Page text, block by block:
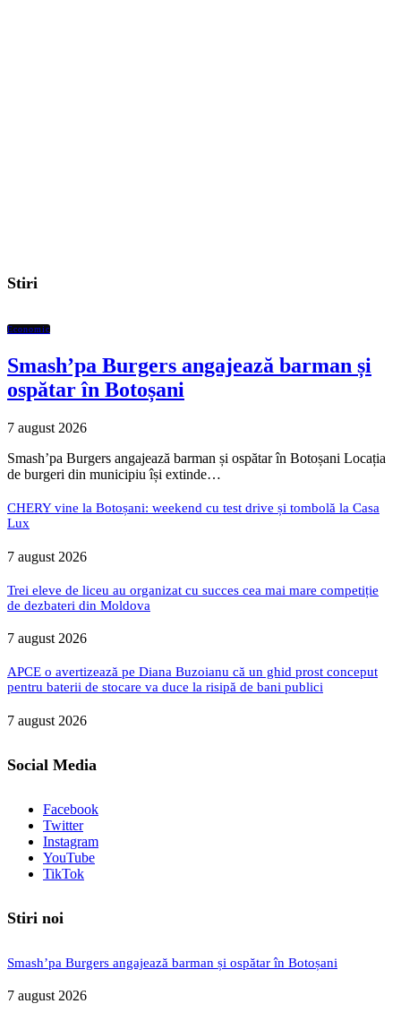
Stiri
Economic
Smash’pa Burgers angajează barman și
ospătar în Botoșani
7 august 2026
Smash’pa Burgers angajează barman și ospătar în Botoșani Locația
de burgeri din municipiu își extinde…
CHERY vine la Botoșani: weekend cu test drive și tombolă la Casa
Lux
7 august 2026
Trei eleve de liceu au organizat cu succes cea mai mare competiție
de dezbateri din Moldova
7 august 2026
APCE o avertizează pe Diana Buzoianu că un ghid prost conceput
pentru baterii de stocare va duce la risipă de bani publici
7 august 2026
Social Media
Facebook
Twitter
Instagram
YouTube
TikTok
Stiri noi
Smash’pa Burgers angajează barman și ospătar în Botoșani
7 august 2026